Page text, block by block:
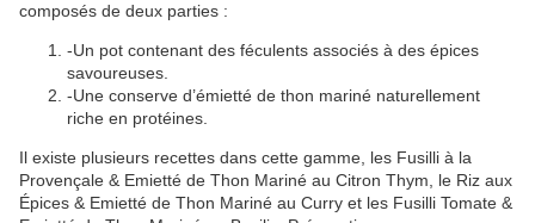
composés de deux parties :
-Un pot contenant des féculents associés à des épices
savoureuses.
-Une conserve d’émietté de thon mariné naturellement
riche en protéines.
Il existe plusieurs recettes dans cette gamme, les Fusilli à la
Provençale & Emietté de Thon Mariné au Citron Thym, le Riz aux
Épices & Emietté de Thon Mariné au Curry et les Fusilli Tomate &